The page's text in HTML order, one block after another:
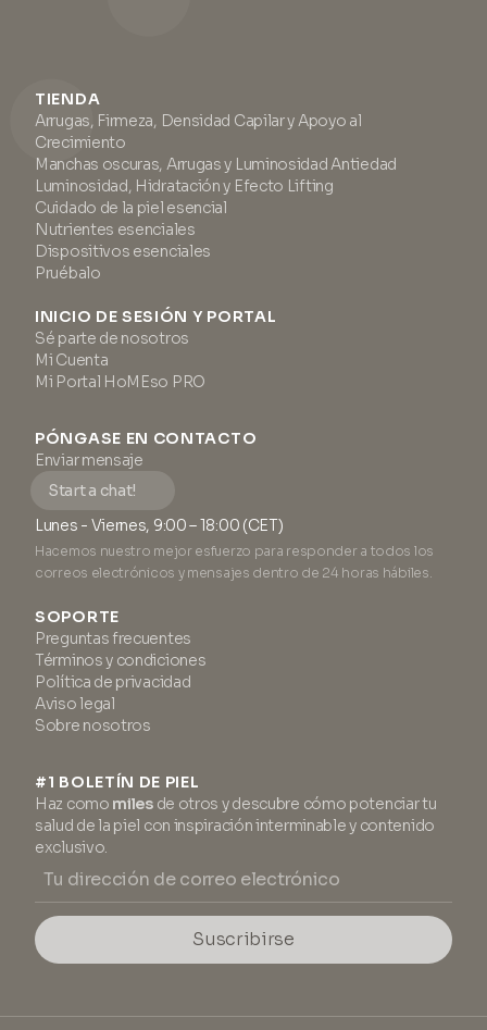
TIENDA
Arrugas, Firmeza, Densidad Capilar y Apoyo al
Crecimiento
Manchas oscuras, Arrugas y Luminosidad Antiedad
Luminosidad, Hidratación y Efecto Lifting
Cuidado de la piel esencial
Nutrientes esenciales
Dispositivos esenciales
Pruébalo
INICIO DE SESIÓN Y PORTAL
Sé parte de nosotros
Mi Cuenta
Mi Portal HoMEso PRO
PÓNGASE EN CONTACTO
Enviar mensaje
Start a chat!
Lunes - Viernes, 9:00 – 18:00 (CET)
Hacemos nuestro mejor esfuerzo para responder a todos los
correos electrónicos y mensajes dentro de 24 horas hábiles.
SOPORTE
Preguntas frecuentes
Términos y condiciones
Política de privacidad
Aviso legal
Sobre nosotros
#1 BOLETÍN DE PIEL
Haz como milesde otros y descubre cómo potenciar tu
salud de la piel con inspiración interminable y contenido
exclusivo.
Suscribirse